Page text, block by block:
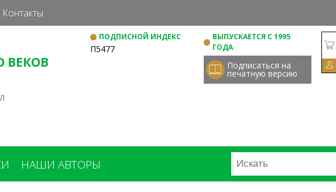
к
основному
Контакты
ВЕКОВ
ПОДПИСНОЙ ИНДЕКС
П5477
ВЫПУСКАЕТСЯ С 1995
ГОДА
Подписаться на
печатную версию
НАШИ АВТОРЫ